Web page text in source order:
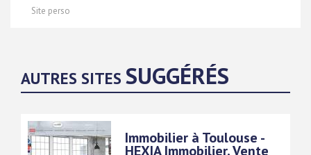
Site perso
AUTRES SITES SUGGÉRÉS
Immobilier à Toulouse -
HEXIA Immobilier, Vente